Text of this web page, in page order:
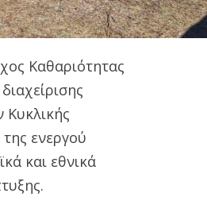
Καθαριότητας
ενεργού
και εθνικά